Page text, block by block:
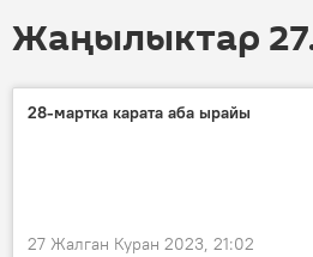
Жаңылыктар
28-мартка карата аба ырайы
27 Жалган Куран 2023, 21:02